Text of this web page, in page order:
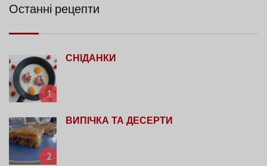
Останні рецепти
1
СНІДАНКИ
2
ВИПІЧКА ТА ДЕСЕРТИ